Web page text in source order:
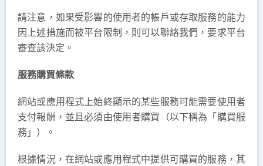
請注意，如果受影響的使用者的帳戶或存取服務的能力
因上述措施而被平台限制，則可以聯絡我們，要求平台
審查該決定。
服務購買條款
網站或應用程式上始終顯示的某些服務可能需要使用者
支付報酬，並且必須由使用者購買（以下稱為「購買服
務」）。
根據情況，在網站或應用程式中提供可購買的服務，其